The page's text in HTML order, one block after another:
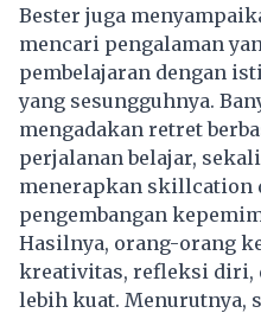
Bester juga
mencari pengalaman
pembelajaran dengan
yang sesungguhnya.
mengadakan retret
perjalanan belajar,
menerapkan skillcation
pengembangan
Hasilnya, orang-orang
kreativitas, refleksi diri,
lebih kuat. Menurutnya,